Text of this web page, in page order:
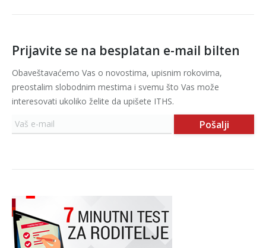
Prijavite se na besplatan e-mail bilten
Obaveštavaćemo Vas o novostima, upisnim rokovima,
preostalim slobodnim mestima i svemu što Vas može
interesovati ukoliko želite da upišete ITHS.